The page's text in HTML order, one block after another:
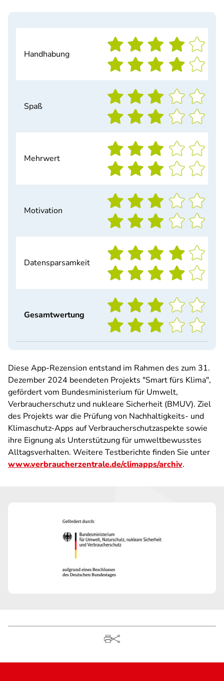
Handhabung
Spaß
Mehrwert
Motivation
Datensparsamkeit
Gesamtwertung
Diese App-Rezension entstand im Rahmen des zum 31.
Dezember 2024 beendeten Projekts "Smart fürs Klima",
gefördert vom Bundesministerium für Umwelt,
Verbraucherschutz und nukleare Sicherheit (BMUV). Ziel
des Projekts war die Prüfung von Nachhaltigkeits- und
Klimaschutz-Apps auf Verbraucherschutzaspekte sowie
ihre Eignung als Unterstützung für umweltbewusstes
Alltagsverhalten. Weitere Testberichte finden Sie unter
www.verbraucherzentrale.de/climapps/archiv.